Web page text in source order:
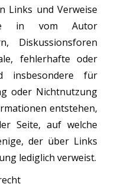
Links und Verweise
in vom Autor
Diskussionsforen
fehlerhafte oder
insbesondere für
oder Nichtnutzung
entstehen,
Seite, auf welche
der über Links
lediglich verweist.